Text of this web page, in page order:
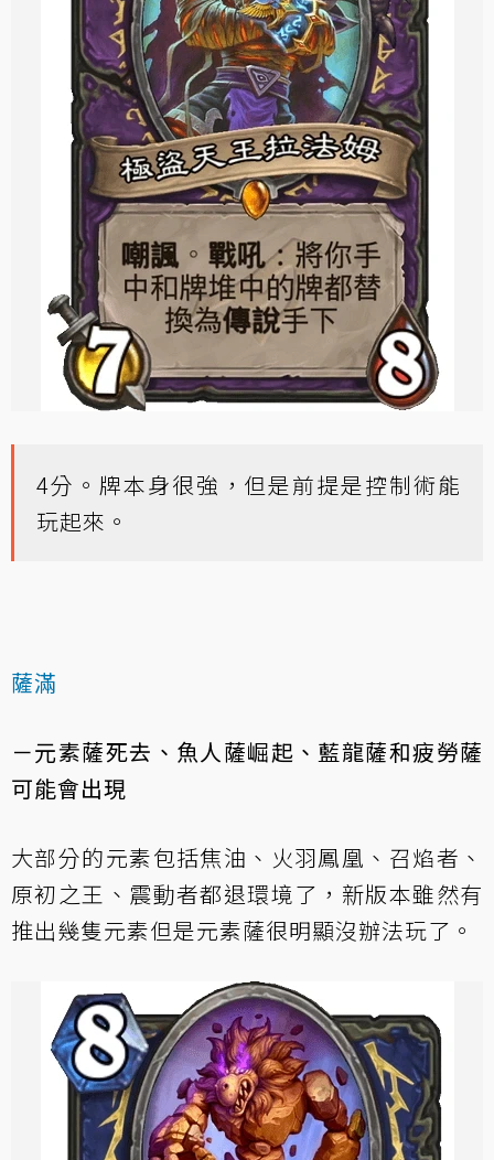
4分。牌本身很強，但是前提是控制術能
玩起來。
薩滿
－元素薩死去、魚人薩崛起、藍龍薩和疲勞薩
可能會出現
大部分的元素包括焦油、火羽鳳凰、召焰者、
原初之王、震動者都退環境了，新版本雖然有
推出幾隻元素但是元素薩很明顯沒辦法玩了。